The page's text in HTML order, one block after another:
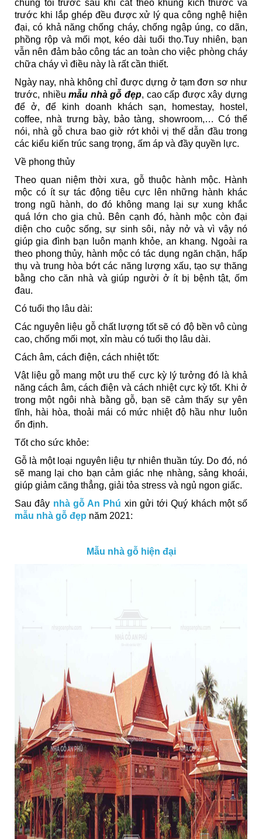
chúng tôi trước sau khi cắt theo khung kích thước và
trước khi lắp ghép đều được xử lý qua công nghệ hiện
đại, có khả năng chống cháy, chống ngập úng, co dãn,
phồng rộp và mối mọt, kéo dài tuổi thọ.Tuy nhiên, bạn
vẫn nên đảm bảo công tác an toàn cho việc phòng cháy
chữa cháy vì điều này là rất cần thiết.
Ngày nay, nhà không chỉ được dựng ở tạm đơn sơ như
trước, nhiềumẫu nhà gỗ đẹp, cao cấp được xây dựng
để ở, để kinh doanh khách sạn, homestay, hostel,
coffee, nhà trưng bày, bảo tàng, showroom,… Có thể
nói, nhà gỗ chưa bao giờ rớt khỏi vị thế dẫn đầu trong
các kiểu kiến trúc sang trọng, ấm áp và đầy quyền lực.
Về phong thủy
Theo quan niệm thời xưa, gỗ thuộc hành mộc. Hành
mộc có ít sự tác động tiêu cực lên những hành khác
trong ngũ hành, do đó không mang lại sự xung khắc
quá lớn cho gia chủ. Bên cạnh đó, hành mộc còn đại
diện cho cuộc sống, sự sinh sôi, nảy nở và vì vậy nó
giúp gia đình bạn luôn mạnh khỏe, an khang. Ngoài ra
theo phong thủy, hành mộc có tác dụng ngăn chặn, hấp
thụ và trung hòa bớt các năng lượng xấu, tạo sự thăng
bằng cho căn nhà và giúp người ở ít bị bệnh tật, ốm
đau.
Có tuổi thọ lâu dài:
Các nguyên liệu gỗ chất lượng tốt sẽ có độ bền vô cùng
cao, chống mối mọt, xỉn màu có tuổi thọ lâu dài.
Cách âm, cách điện, cách nhiệt tốt:
Vật liệu gỗ mang một ưu thế cực kỳ lý tưởng đó là khả
năng cách âm, cách điện và cách nhiệt cực kỳ tốt. Khi ở
trong một ngôi nhà bằng gỗ, bạn sẽ cảm thấy sự yên
tĩnh, hài hòa, thoải mái có mức nhiệt độ hầu như luôn
ổn định.
Tốt cho sức khỏe:
Gỗ là một loại nguyên liệu tự nhiên thuần túy. Do đó, nó
sẽ mang lại cho bạn cảm giác nhẹ nhàng, sảng khoái,
giúp giảm căng thẳng, giải tỏa stress và ngủ ngon giấc.
Sau đây nhà gỗ An Phú xin gửi tới Quý khách một số
mẫu nhà gỗ đẹp năm 2021:
Mẫu nhà gỗ hiện đại